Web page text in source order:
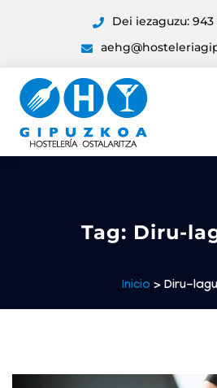
Dei iezaguzu: 943
Tag: Diru-
Inicio > Diru-